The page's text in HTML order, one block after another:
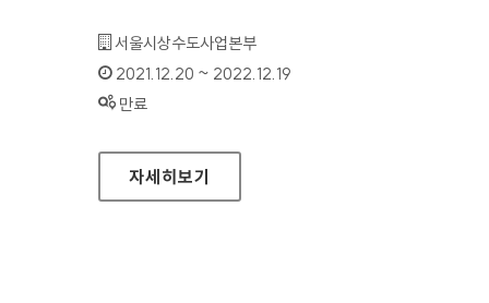
기관명 :
서울시상수도사업본부
인증기간 :
2021.12.20 ~ 2022.12.19
상태 :
만료
모바일 아리수 (IOS VER. 2.6.5)
자세히보기